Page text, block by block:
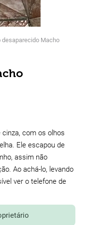
desaparecido Macho
com os olhos
Ele escapou de
assim não
Ao achá-lo, levando
ver o telefone de